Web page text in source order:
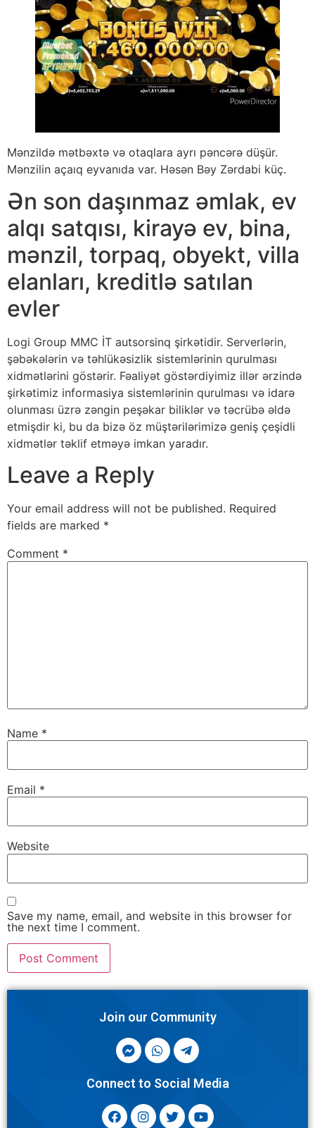
Mənzildə mətbəxtə və otaqlara ayrı pəncərə düşür.
Mənzilin açaıq eyvanıda var. Həsən Bəy Zərdabi küç.
Ən son daşınmaz əmlak, ev
alqı satqısı, kirayə ev, bina,
mənzil, torpaq, obyekt, villa
elanları, kreditlə satılan
evler
Logi Group MMC İT autsorsinq şirkətidir. Serverlərin,
şəbəkələrin və təhlükəsizlik sistemlərinin qurulması
xidmətlərini göstərir. Fəaliyət göstərdiyimiz illər ərzində
şirkətimiz informasiya sistemlərinin qurulması və idarə
olunması üzrə zəngin peşəkar biliklər və təcrübə əldə
etmişdir ki, bu da bizə öz müştərilərimizə geniş çeşidli
xidmətlər təklif etməyə imkan yaradır.
Leave a Reply
Your email address will not be published. Required
fields are marked *
Comment *
Name *
Email *
Website
Save my name, email, and website in this browser for
the next time I comment.
Join our Community
Connect to Social Media